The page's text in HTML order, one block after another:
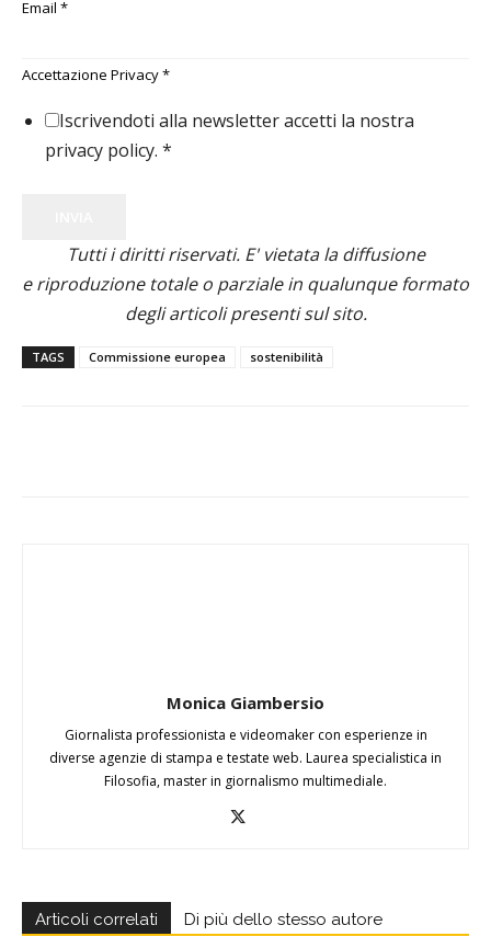
Email *
Accettazione Privacy*
Iscrivendoti alla newsletter accetti la nostra
privacy policy. *
Tutti i diritti riservati. E' vietata la diffusione
e riproduzione totale o parziale in qualunque formato
degli articoli presenti sul sito.
TAGS Commissione europea sostenibilità
Monica Giambersio
Giornalista professionista e videomaker con esperienze in
diverse agenzie di stampa e testate web. Laurea specialistica in
Filosofia, master in giornalismo multimediale.
Articoli correlati Di più dello stesso autore